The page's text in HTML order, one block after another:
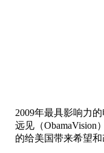
2009年最具影响力
远见（ObamaVision
的给美国带来希望和